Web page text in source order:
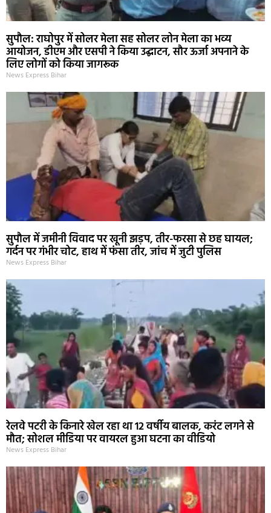
सुपौल: राघोपुर में सोलर मेला सह सोलर लोन मेला का भव्य
आयोजन, डीएम और एसपी ने किया उद्घाटन, सौर ऊर्जा अपनाने के
लिए लोगों को किया जागरूक
News Express Bihar
सुपौल में जमीनी विवाद पर खूनी झड़प, तीर-फरसा से छह घायल;
गर्दन पर गंभीर चोट, हाथ में फंसा तीर, जांच में जुटी पुलिस
News Express Bihar
रेलवे पटरी के किनारे खेल रहा था 12 वर्षीय बालक, करंट लगने से
मौत; सोशल मीडिया पर वायरल हुआ घटना का वीडियो
News Express Bihar